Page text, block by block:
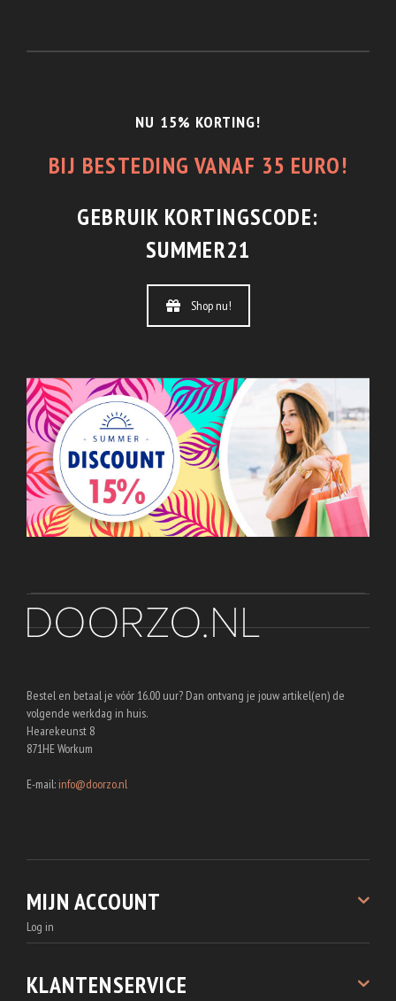
En de beste service.
NU 15% KORTING!
BIJ BESTEDING VANAF 35 EURO!
GEBRUIK KORTINGSCODE:
SUMMER21
Shop nu!
Bestel en betaal je vóór 16.00 uur? Dan ontvang je jouw artikel(en) de
volgende werkdag in huis.
Hearekeunst 8
871HE Workum
E-mail: info@doorzo.nl
MIJN ACCOUNT
Log in
Bestellingen
KLANTENSERVICE